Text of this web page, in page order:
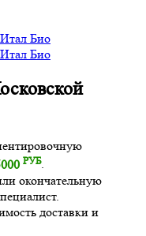
РУБ.
окончательную
доставки и